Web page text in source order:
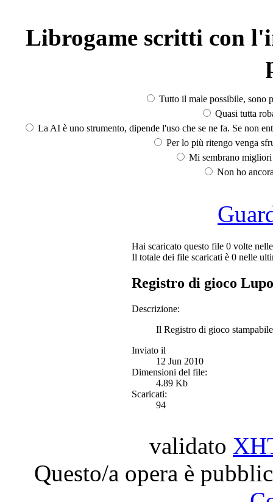
Librogame scritti con
Tutto il male possibile, sono
Quasi tutta
La AI è uno strumento, dipende l'uso che se ne fa. Se non
Per lo più ritengo venga
Mi sembrano
Non ho
Hai scaricato questo file 0 volte
Il totale dei file scaricati è 0 nelle
Registro di gioco
Descrizione:
Il Registro di gioco
Inviato il
12 Jun 2010
Dimensioni del file:
4.89 Kb
Scaricati:
94
validato
Questo/a opera è